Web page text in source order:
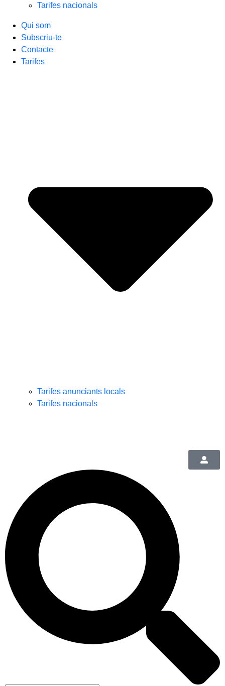
Tarifes nacionals
Qui som
Subscriu-te
Contacte
Tarifes
Tarifes anunciants locals
Tarifes nacionals